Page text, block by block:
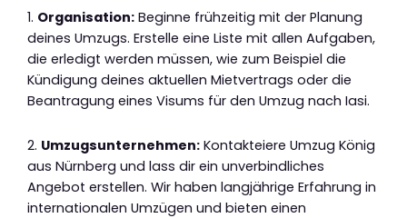
1. Organisation: Beginne frühzeitig mit der Planung
deines Umzugs. Erstelle eine Liste mit allen Aufgaben,
die erledigt werden müssen, wie zum Beispiel die
Kündigung deines aktuellen Mietvertrags oder die
Beantragung eines Visums für den Umzug nach Iasi.
2. Umzugsunternehmen: Kontakteiere Umzug König
aus Nürnberg und lass dir ein unverbindliches
Angebot erstellen. Wir haben langjährige Erfahrung in
internationalen Umzügen und bieten einen